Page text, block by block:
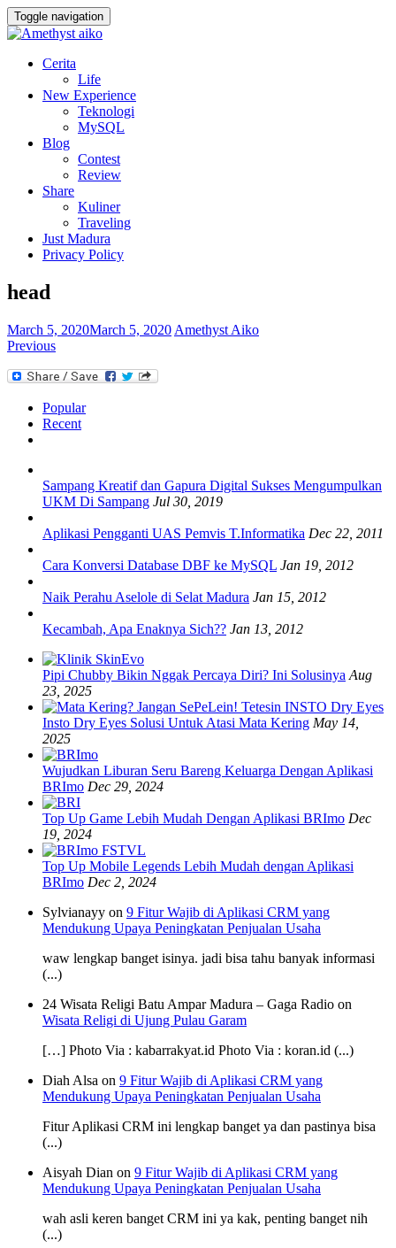
Toggle navigation
Cerita
Life
New Experience
Teknologi
MySQL
Blog
Contest
Review
Share
Kuliner
Traveling
Just Madura
Privacy Policy
head
March 5, 2020March 5, 2020 Amethyst Aiko
Previous
Popular
Recent
Sampang Kreatif dan Gapura Digital Sukses Mengumpulkan
UKM Di Sampang Jul 30, 2019
Aplikasi Pengganti UAS Pemvis T.Informatika Dec 22, 2011
Cara Konversi Database DBF ke MySQL Jan 19, 2012
Naik Perahu Aselole di Selat Madura Jan 15, 2012
Kecambah, Apa Enaknya Sich?? Jan 13, 2012
Pipi Chubby Bikin Nggak Percaya Diri? Ini Solusinya Aug
23, 2025
Insto Dry Eyes Solusi Untuk Atasi Mata Kering May 14,
2025
Wujudkan Liburan Seru Bareng Keluarga Dengan Aplikasi
BRImo Dec 29, 2024
Top Up Game Lebih Mudah Dengan Aplikasi BRImo Dec
19, 2024
Top Up Mobile Legends Lebih Mudah dengan Aplikasi
BRImo Dec 2, 2024
Sylvianayy on 9 Fitur Wajib di Aplikasi CRM yang
Mendukung Upaya Peningkatan Penjualan Usaha
waw lengkap banget isinya. jadi bisa tahu banyak informasi
(...)
24 Wisata Religi Batu Ampar Madura – Gaga Radio on
Wisata Religi di Ujung Pulau Garam
[…] Photo Via : kabarrakyat.id Photo Via : koran.id (...)
Diah Alsa on 9 Fitur Wajib di Aplikasi CRM yang
Mendukung Upaya Peningkatan Penjualan Usaha
Fitur Aplikasi CRM ini lengkap banget ya dan pastinya bisa
(...)
Aisyah Dian on 9 Fitur Wajib di Aplikasi CRM yang
Mendukung Upaya Peningkatan Penjualan Usaha
wah asli keren banget CRM ini ya kak, penting banget nih
(...)